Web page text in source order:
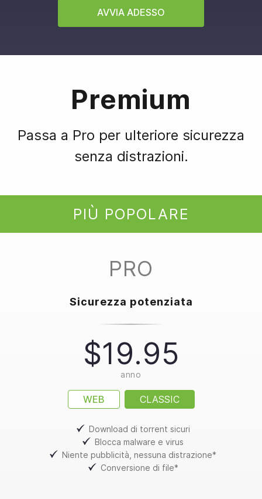
AVVIA ADESSO
Premium
Passa a Pro per ulteriore sicurezza
senza distrazioni.
PIÙ POPOLARE
PRO
Sicurezza potenziata
$19.95
anno
WEB CLASSIC
Download di torrent sicuri
Blocca malware e virus
Niente pubblicità, nessuna distrazione*
Conversione di file*